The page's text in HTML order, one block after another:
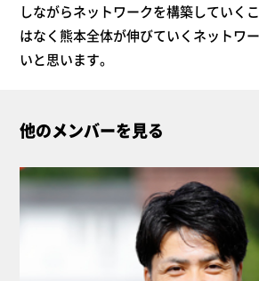
しながらネットワークを構築していく
はなく熊本全体が伸びていくネットワ
いと思います。
他のメンバーを見る